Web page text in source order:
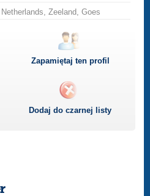
Netherlands, Zeeland, Goes
Zapamiętaj ten profil
Dodaj do czarnej listy